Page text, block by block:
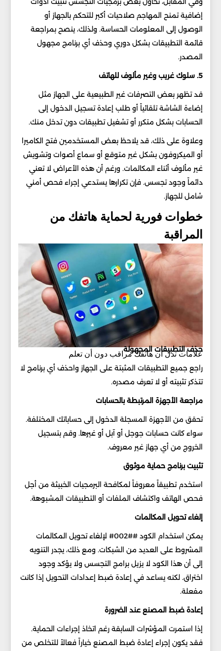
إضافية تمنح المهاجم صلاحيات أكبر للتحكم بالجهاز أو
الوصول إلى المعلومات الحساسة. ولذلك، ينصح بمراجعة
قائمة التطبيقات بشكل دوري وحذف أي برنامج مجهول
المصدر.
5. سلوك غريب وغير مألوف للهاتف
قد تظهر بعض التصرفات غير الطبيعية على الجهاز مثل
إضاءة الشاشة تلقائياً أو طلب إعادة تسجيل الدخول إلى
الحسابات بشكل متكرر أو تشغيل تطبيقات دون تدخل منك.
وعلاوة على ذلك، قد يلاحظ بعض المستخدمين فتح الكاميرا
أو الميكروفون بشكل غير متوقع أو سماع أصوات وتشويش
غير مألوف أثناء المكالمات. ورغم أن هذه الأعراض لا تعني
دائماً وجود تجسس. فإن تكرارها يستدعي إجراء فحص أمني
شامل للجهاز.
خطوات فورية لحماية هاتفك من
المراقبة
علامات تدل أن هاتفك مراقب دون أن تعلم
حذف التطبيقات المجهولة
راجع جميع التطبيقات المثبتة على الجهاز واحذف أي برنامج لا
تتذكر تثبيته أو لا تعرف مصدره.
مراجعة الأجهزة المرتبطة بالحسابات
تحقق من الأجهزة المسجلة الدخول إلى حساباتك المختلفة.
سواء كانت حسابات جوجل أو آبل أو غيرها. وقم بتسجيل
الخروج من أي جهاز غير معروف.
تثبيت برنامج حماية موثوق
استخدم تطبيقاً معروفاً لمكافحة البرمجيات الخبيثة من أجل
فحص الهاتف واكتشاف الملفات أو التطبيقات المشبوهة.
إلغاء تحويل المكالمات
يمكن استخدام الكود ##002# لإلغاء تحويل المكالمات
المشروط على العديد من الشبكات. ومع ذلك، يجدر التنويه
إلى أن هذا الكود لا يزيل برامج التجسس ولا يؤكد وجود
اختراق. لكنه يساعد في إعادة ضبط إعدادات التحويل إذا كانت
مفعلة.
إعادة ضبط المصنع عند الضرورة
إذا استمرت المؤشرات السابقة رغم اتخاذ إجراءات الحماية.
فقد يكون إجراء إعادة ضبط المصنع خياراً فعالاً للتخلص من